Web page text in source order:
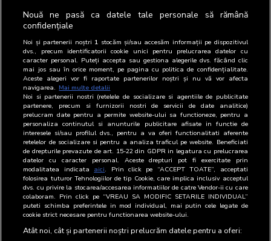
Nouă ne pasă ca datele tale personale să rămână
confidențiale
Noi și partenerii noștri 1 stocăm și/sau accesăm informații pe dispozitivul
dvs., precum identificatorii cookie unici pentru prelucrarea datelor cu
caracter personal. Puteți accepta sau gestiona alegerile dvs. făcând clic
mai jos sau în orice moment, pe pagina cu politica de confidențialitate.
Aceste alegeri vor fi raportate partenerilor noștri și nu vă vor afecta
navigarea. Mai multe detalii
Noi si partenerii nostri (retelele de socializare si agentiile de publicitate
partenere, precum si furnizorii nostri de servicii de date analitice)
prelucram date pentru a permite website-ului sa functioneze, pentru a
personaliza continutul si anunturile publicitare afisate in functie de
interesele si/sau profilul dvs., pentru a va oferi functionalitati aferente
retelelor de socializare si pentru a analiza traficul pe website. Beneficiati
de drepturile prevazute de art. 15-22 din GDPR in legatura cu prelucrarea
datelor cu caracter personal. Aceste drepturi pot fi exercitate prin
modalitatea indicata aici. Prin click pe “ACCEPT TOATE”, acceptati
folosirea tuturor Tehnologiilor de tip Cookie, care implica inclusiv acceptul
dvs. cu privire la stocarea/accesarea informatiilor de catre Vendor-ii cu care
colaboram. Prin click pe “VREAU SA MODIFIC SETARILE INDIVIDUAL”
puteti schimba preferintele in mod individual, mai putin cele legate de
cookie strict necesare pentru functionarea website-ului.
Atât noi, cât și partenerii noștri prelucrăm datele pentru a oferi: